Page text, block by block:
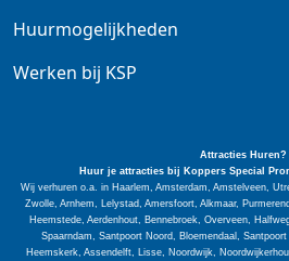
Huurmogelijkheden
Werken bij KSP
Attracties Huren?
Huur je attracties bij Koppers Special
Wij verhuren o.a. in Haarlem, Amsterdam, Amstelveen,
Zwolle, Arnhem, Lelystad, Amersfoort, Alkmaar,
Heemstede, Aerdenhout, Bennebroek, Overveen,
Spaarndam, Santpoort Noord, Bloemendaal,
Heemskerk, Assendelft, Lisse, Noordwijk,